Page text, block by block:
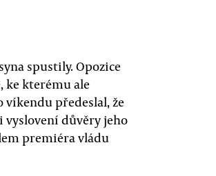
spustily. Opozice
ke kterému ale
víkendu předeslal, že
vyslovení důvěry jeho
premiéra vládu